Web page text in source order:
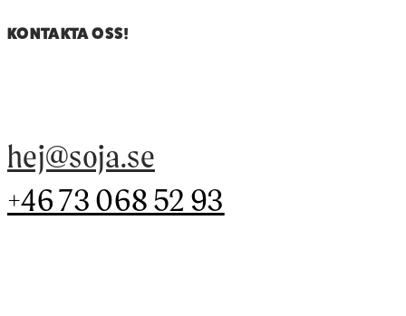
KONTAKTA OSS!
hej@soja.se
+46 73 068 52 93